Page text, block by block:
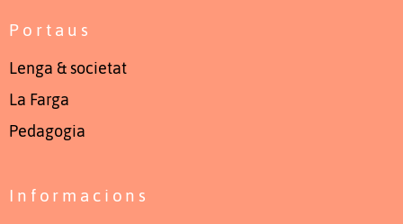
Portaus
Lenga & societat
La Farga
Pedagogia
Informacions